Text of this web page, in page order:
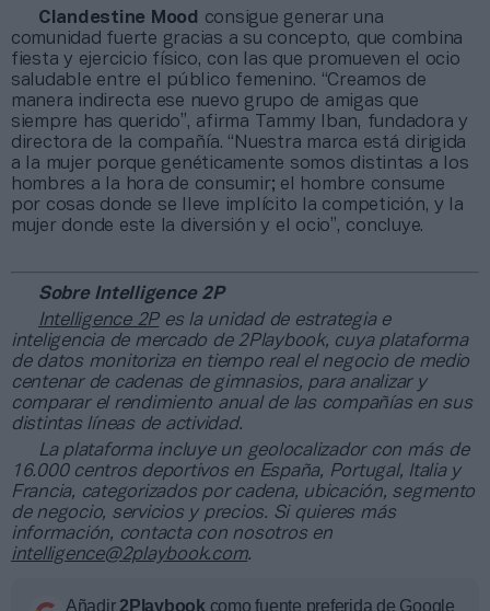
Clandestine Mood
consigue generar una
comunidad fuerte gracias a su concepto, que combina
fiesta y ejercicio físico, con las que promueven el ocio
saludable entre el público femenino. “Creamos de
manera indirecta ese nuevo grupo de amigas que
siempre has querido”, afirma Tammy Iban, fundadora y
directora de la compañía. “Nuestra marca está dirigida
a la mujer porque genéticamente somos distintas a los
hombres a la hora de consumir; el hombre consume
por cosas donde se lleve implícito la competición, y la
mujer donde este la diversión y el ocio”, concluye.
Sobre Intelligence 2P
Intelligence 2Pes la unidad de estrategia e
inteligencia de mercado de 2Playbook, cuya plataforma
de datos monitoriza en tiempo real el negocio de medio
centenar de cadenas de gimnasios, para analizar y
comparar el rendimiento anual de las compañías en sus
distintas líneas de actividad.
La plataforma incluye un geolocalizador con más de
16.000 centros deportivos en España, Portugal, Italia y
Francia, categorizados por cadena, ubicación, segmento
de negocio, servicios y precios. Si quieres más
información, contacta con nosotros en
intelligence@2playbook.com.
Añadir2Playbook como fuente preferida de Google